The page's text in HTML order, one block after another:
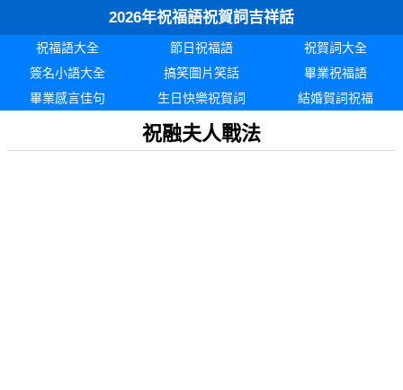
2026年祝福語祝賀詞吉祥話
祝福語大全 節日祝福語
祝賀詞大全
簽名小語大全
搞笑圖片笑話
畢業祝福語
畢業感言佳句
生日快樂祝賀詞 結婚賀詞祝福
祝融夫人戰法